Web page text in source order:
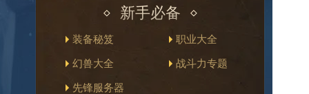
新手必备
装备秘笈 职业大全
幻兽大全 战斗力专题
先锋服务器